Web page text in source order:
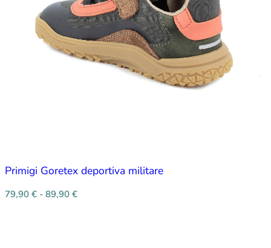
Primigi Goretex deportiva militare
79,90 € - 89,90 €